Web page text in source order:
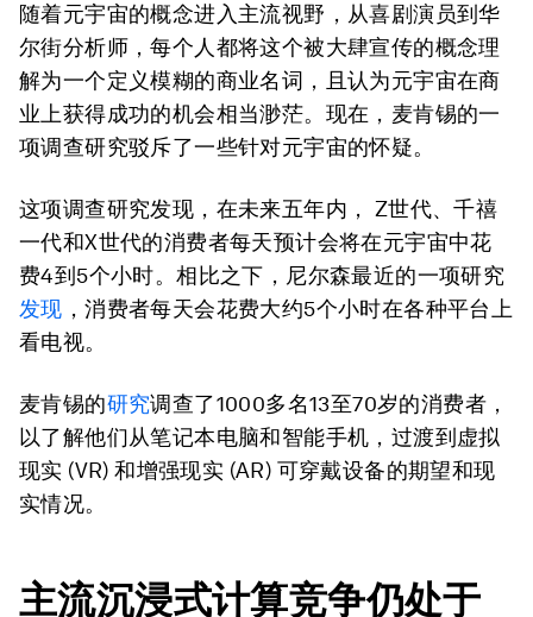
随着元宇宙的概念进入主流视野，从喜剧演员到华
尔街分析师，每个人都将这个被大肆宣传的概念理
解为一个定义模糊的商业名词，且认为元宇宙在商
业上获得成功的机会相当渺茫。现在，麦肯锡的一
项调查研究驳斥了一些针对元宇宙的怀疑。
这项调查研究发现，在未来五年内， Z世代、千禧
一代和X世代的消费者每天预计会将在元宇宙中花
费4到5个小时。相比之下，尼尔森最近的一项研究
发现 ，消费者每天会花费大约5个小时在各种平台上
看电视。
麦肯锡的研究调查了1000多名13至70岁的消费者，
以了解他们从笔记本电脑和智能手机，过渡到虚拟
现实 (VR) 和增强现实 (AR) 可穿戴设备的期望和现
实情况。
主流沉浸式计算竞争仍处于